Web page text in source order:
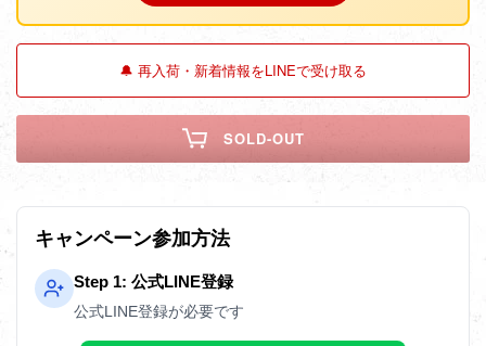
🔔 再入荷・新着情報をLINEで受け取る
SOLD-OUT
キャンペーン参加方法
Step 1: 公式LINE登録
公式LINE登録が必要です